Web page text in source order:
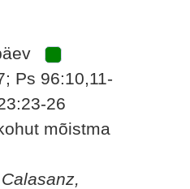
Ps 96:10,11-
26
mõistma